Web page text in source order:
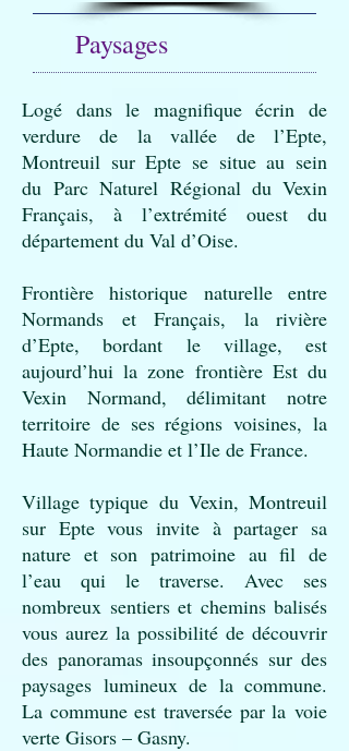
Paysages
Logé dans le magnifique écrin de
verdure de la vallée de l’Epte,
Montreuil sur Epte se situe au sein
duParc Naturel Régional du Vexin
Français, à l’extrémité ouest du
département du Val d’Oise.
Frontière historique naturelle entre
Normands et Français, la rivière
d’Epte, bordant le village, est
aujourd’hui la zone frontière Est du
Vexin Normand, délimitant notre
territoire de ses régions voisines, la
Haute Normandie et l’Ile de France.
Village typique du Vexin, Montreuil
sur Epte vous invite à partager sa
nature et son patrimoine au fil de
l’eau qui le traverse. Avec ses
nombreux sentiers et chemins balisés
vous aurez la possibilité de découvrir
des panoramas insoupçonnés sur des
paysages lumineux de la commune.
La commune est traversée par la voie
verte Gisors – Gasny.